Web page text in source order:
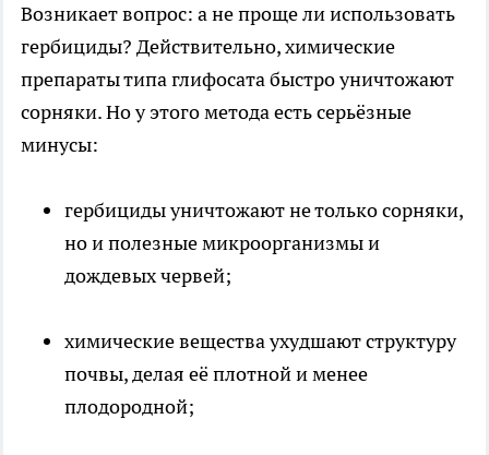
Возникает вопрос: а не проще ли использовать
гербициды? Действительно, химические
препараты типа глифосата быстро уничтожают
сорняки. Но у этого метода есть серьёзные
минусы:
гербициды уничтожают не только сорняки,
но и полезные микроорганизмы и
дождевых червей;
химические вещества ухудшают структуру
почвы, делая её плотной и менее
плодородной;